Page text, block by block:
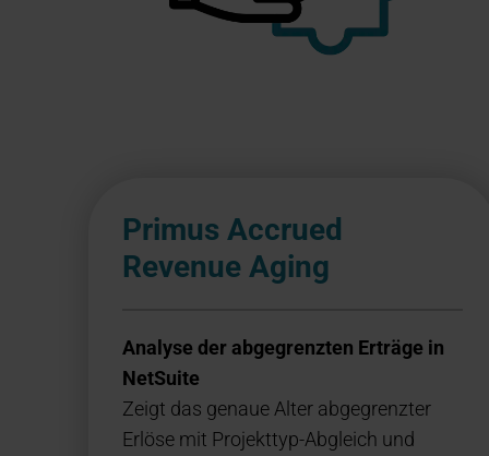
Primus Accrued
Revenue Aging
Analyse der abgegrenzten Erträge in
NetSuite
Zeigt das genaue Alter abgegrenzter
Erlöse mit Projekttyp-Abgleich und